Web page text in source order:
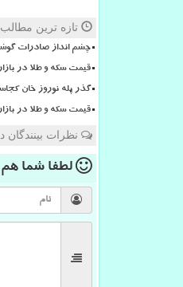
تازه ترین
چشم انداز صادرات
قیمت سکه و طلا در بازار آزاد در
گذر پله نوروز خان
قیمت سکه و طلا در بازار آزاد در
نظرات
لطفا شما